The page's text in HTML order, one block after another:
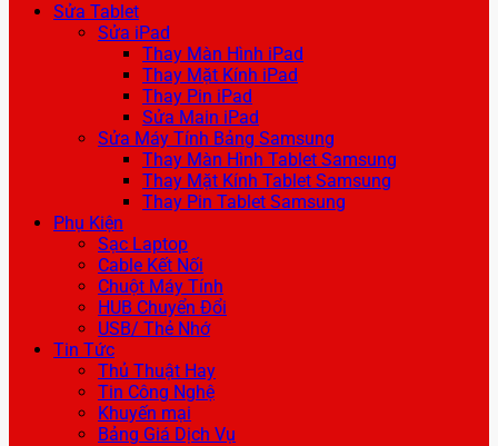
Sửa Tablet
Sửa iPad
Thay Màn Hình iPad
Thay Mặt Kính iPad
Thay Pin iPad
Sửa Main iPad
Sửa Máy Tính Bảng Samsung
Thay Màn Hình Tablet Samsung
Thay Mặt Kính Tablet Samsung
Thay Pin Tablet Samsung
Phụ Kiện
Sạc Laptop
Cable Kết Nối
Chuột Máy Tính
HUB Chuyển Đổi
USB/ Thẻ Nhớ
Tin Tức
Thủ Thuật Hay
Tin Công Nghệ
Khuyến mại
Bảng Giá Dịch Vụ